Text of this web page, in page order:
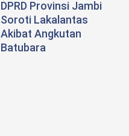
DPRD Provinsi Jambi
Soroti Lakalantas
Akibat Angkutan
Batubara